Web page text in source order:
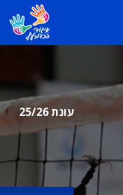
עונת 25/26